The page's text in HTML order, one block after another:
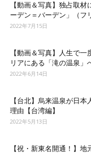
【動画＆写真】独占取
ーデン＝バーデン」（フ
2022年7月15日
【動画＆写真】人生で一
リアにある「滝の温泉」
2022年6月14日
【台北】烏来温泉が日
理由【台湾編】
2022年5月13日
【祝・新東名開通！】